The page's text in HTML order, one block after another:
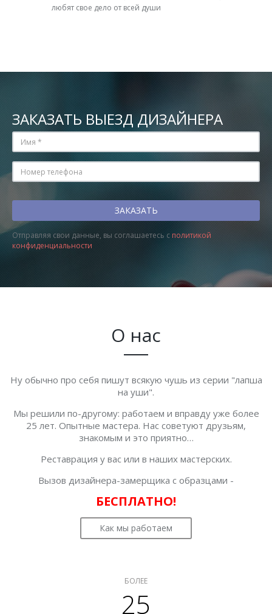
любят свое дело от всей души
ЗАКАЗАТЬ ВЫЕЗД ДИЗАЙНЕРА
Отправляя свои данные, вы соглашаетесь с политикой
конфиденциальности
О нас
Ну обычно про себя пишут всякую чушь из серии "лапша
на уши".
Мы решили по-другому: работаем и вправду уже более
25 лет. Опытные мастера. Нас советуют друзьям,
знакомым и это приятно…
Реставрация у вас или в наших мастерских.
Вызов дизайнера-замерщика с образцами -
БЕСПЛАТНО!
Как мы работаем
БОЛЕЕ
25